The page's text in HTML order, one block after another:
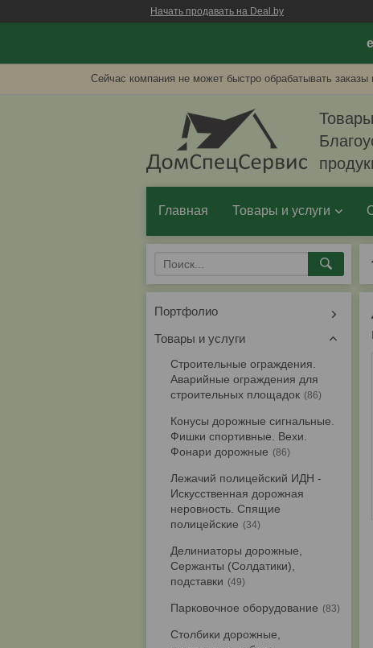
Начать продавать на Deal.by
Сейчас компания не может быстро обрабатывать
Главная Товары и услуги
Портфолио
Товары и услуги
Строительные ограждения.
Аварийные ограждения для
строительных площадок
86
Конусы дорожные сигнальные.
Фишки спортивные. Вехи.
Фонари дорожные
86
Лежачий полицейский ИДН -
Искусственная дорожная
неровность. Спящие
полицейские
34
Делиниаторы дорожные,
Сержанты (Солдатики),
подставки
49
Парковочное оборудование 83
Столбики дорожные,